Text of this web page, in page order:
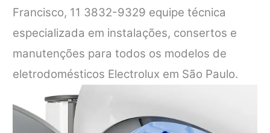
Francisco, 11 3832-9329 equipe técnica
especializada em instalações, consertos e
manutenções para todos os modelos de
eletrodomésticos Electrolux em São Paulo.